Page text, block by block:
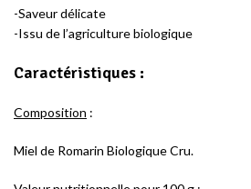
-Saveur délicate
-Issu de l’agriculture biologique
Caractéristiques :
Composition :
Miel de Romarin Biologique Cru.